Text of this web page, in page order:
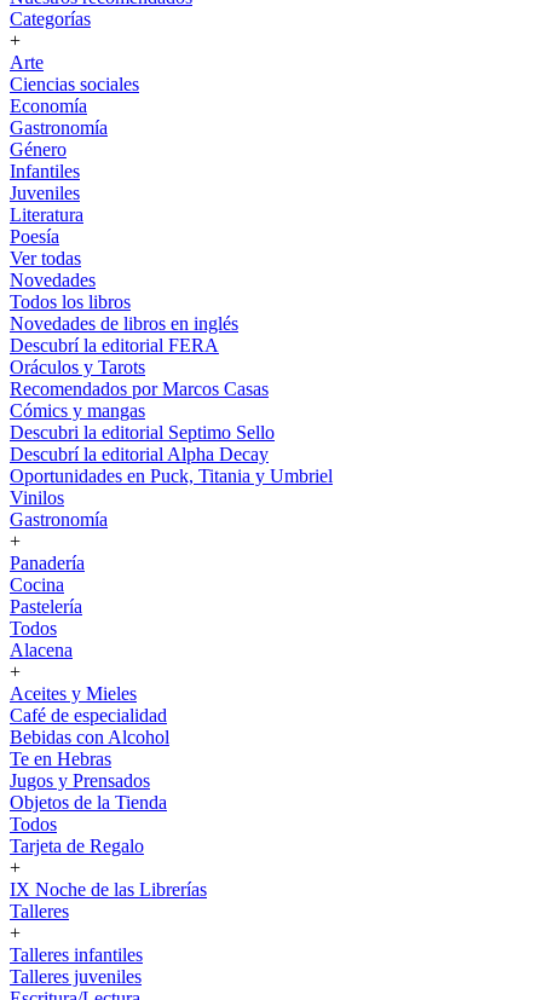
Categorías
+
Arte
Ciencias sociales
Economía
Gastronomía
Género
Infantiles
Juveniles
Literatura
Poesía
Ver todas
Novedades
Todos los libros
Novedades de libros en inglés
Descubrí la editorial FERA
Oráculos y Tarots
Recomendados por Marcos Casas
Cómics y mangas
Descubri la editorial Septimo Sello
Descubrí la editorial Alpha Decay
Oportunidades en Puck, Titania y Umbriel
Vinilos
Gastronomía
+
Panadería
Cocina
Pastelería
Todos
Alacena
+
Aceites y Mieles
Café de especialidad
Bebidas con Alcohol
Te en Hebras
Jugos y Prensados
Objetos de la Tienda
Todos
Tarjeta de Regalo
+
IX Noche de las Librerías
Talleres
+
Talleres infantiles
Talleres juveniles